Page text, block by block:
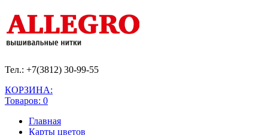
Тел.: +7(3812) 30-99-55
КОРЗИНА:
Товаров: 0
Главная
Карты цветов